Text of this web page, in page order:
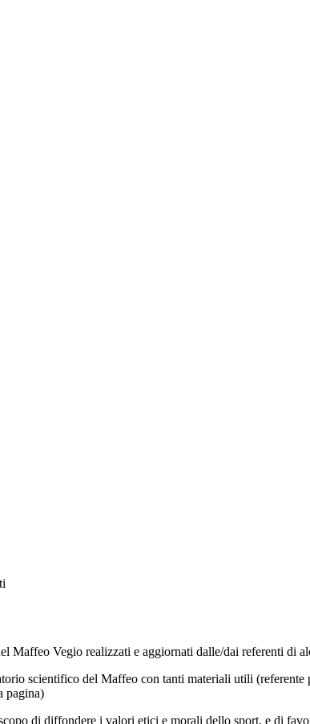
Maffeo Vegio realizzati e aggiornati dalle/dai referenti di
scientifico del Maffeo con tanti materiali utili (referente
pagina)
di diffondere i valori etici e morali dello sport, e di